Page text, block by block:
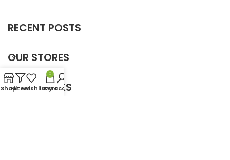
RECENT POSTS
OUR STORES
USEFUL LINKS
ShopFiltersWishlist
0
Cart
My account